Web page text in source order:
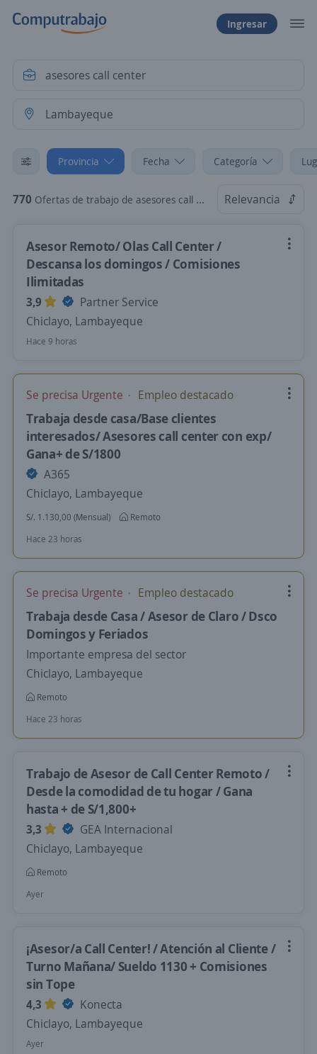
Ingresar
Provincia Fecha Categoría
770 Ofertas de trabajo de asesores call center en Lambayeque Relevancia
Asesor Remoto/ Olas Call Center /
Descansa los domingos / Comisiones
Ilimitadas
3,9
Partner Service
Chiclayo, Lambayeque
Hace 9 horas
Se precisa Urgente Empleo destacado
Trabaja desde casa/Base clientes
interesados/ Asesores call center con exp/
Gana+ de S/1800
A365
Chiclayo, Lambayeque
S/. 1.130,00 (Mensual)
Remoto
Hace 23 horas
Se precisa Urgente Empleo destacado
Trabaja desde Casa / Asesor de Claro / Dsco
Domingos y Feriados
Importante empresa del sector
Chiclayo, Lambayeque
Remoto
Hace 23 horas
Trabajo de Asesor de Call Center Remoto /
Desde la comodidad de tu hogar / Gana
hasta + de S/1,800+
3,3
GEA Internacional
Chiclayo, Lambayeque
Remoto
Ayer
¡Asesor/a Call Center! / Atención al Cliente /
Turno Mañana/ Sueldo 1130 + Comisiones
sin Tope
4,3
Konecta
Chiclayo, Lambayeque
Ayer